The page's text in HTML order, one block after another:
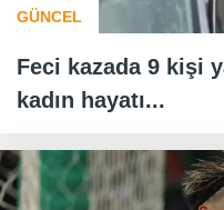
GÜNCEL
Feci kazada 9 kişi
kadın hayatı...